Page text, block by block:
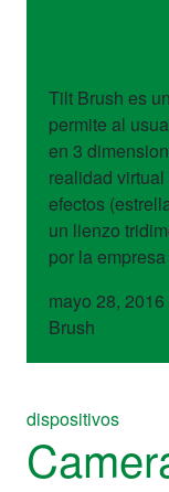
Tilt Brush es
permite al
en 3
realidad
efectos
un lienzo
por la
mayo 28, 2016
Brush
dispositivos